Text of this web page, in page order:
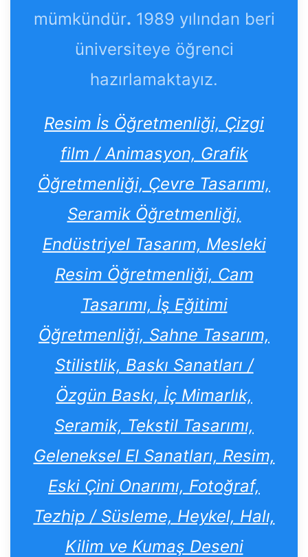
mümkündür. 1989 yılından beri
üniversiteye öğrenci
hazırlamaktayız.
Resim İs Öğretmenliği, Çizgi
film / Animasyon, Grafik
Öğretmenliği, Çevre Tasarımı,
Seramik Öğretmenliği,
Endüstriyel Tasarım, Mesleki
Resim Öğretmenliği, Cam
Tasarımı, İş Eğitimi
Öğretmenliği, Sahne Tasarım,
Stilistlik, Baskı Sanatları /
Özgün Baskı, İç Mimarlık,
Seramik, Tekstil Tasarımı,
Geleneksel El Sanatları, Resim,
Eski Çini Onarımı, Fotoğraf,
Tezhip / Süsleme, Heykel, Halı,
Kilim ve Kumaş Deseni